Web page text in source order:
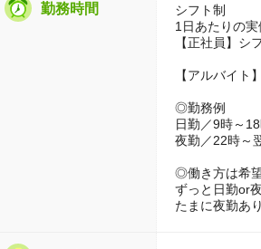
勤務時間
シフト制
1日あたりの
【正社員】シ
【アルバイト
◎勤務例
日勤／9時～
夜勤／22時～
◎働き方は希
ずっと日勤or
たまに夜勤あ